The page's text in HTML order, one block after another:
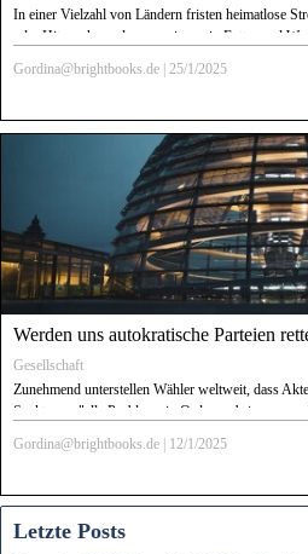
In einer Vielzahl von Ländern fristen heimatlose
oder Hitze, ohne oder nur mit wenig Futter und
eingeliefert werden, denn auch auch hier spielt
Gordina@brightbooks.de 25/1/2025
Werden uns autokratische Parteien
Gesellschaft
Zunehmend unterstellen Wähler weltweit, dass
Spektrums "alle Probleme in Ordnung bringen
Gordina@brightbooks.de
12/1/2025
Letzte Posts